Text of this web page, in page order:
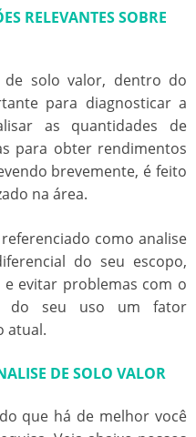
RELEVANTES SOBRE
de solo valor, dentro do
para diagnosticar a
as quantidades de
para obter rendimentos
brevemente, é feito
na área.
como analise
do seu escopo,
evitar problemas com o
do seu uso um fator
atual.
DE SOLO VALOR
que há de melhor você